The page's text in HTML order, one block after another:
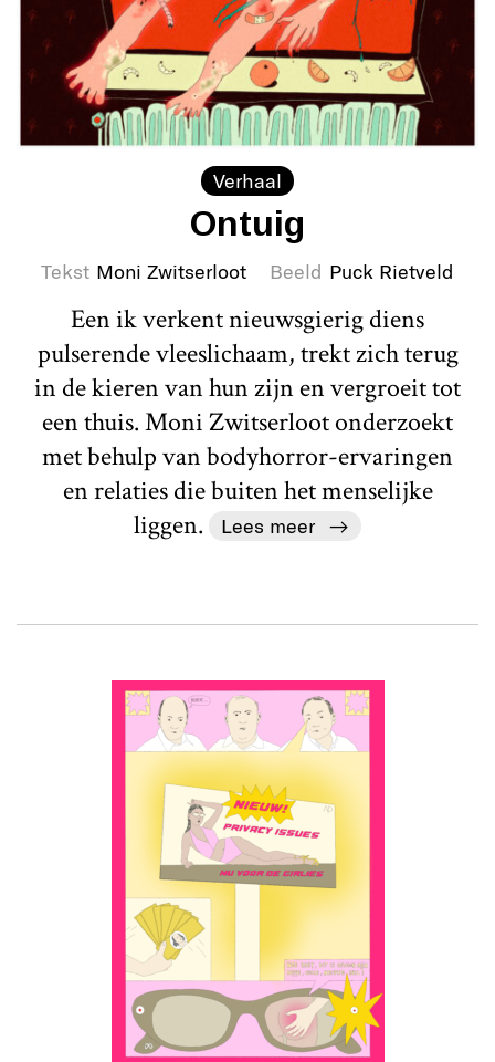
Verhaal
Ontuig
Tekst Moni Zwitserloot Beeld Puck Rietveld
Een ik verkent nieuwsgierig diens
pulserende vleeslichaam, trekt zich terug
in de kieren van hun zijn en vergroeit tot
een thuis. Moni Zwitserloot onderzoekt
met behulp van bodyhorror-ervaringen
en relaties die buiten het menselijke
liggen.
Lees meer